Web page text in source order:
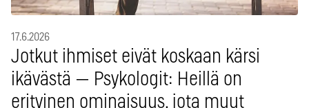
17.6.2026
Jotkut ihmiset eivät koskaan kärsi
ikävästä — Psykologit: Heillä on
erityinen ominaisuus, jota muut